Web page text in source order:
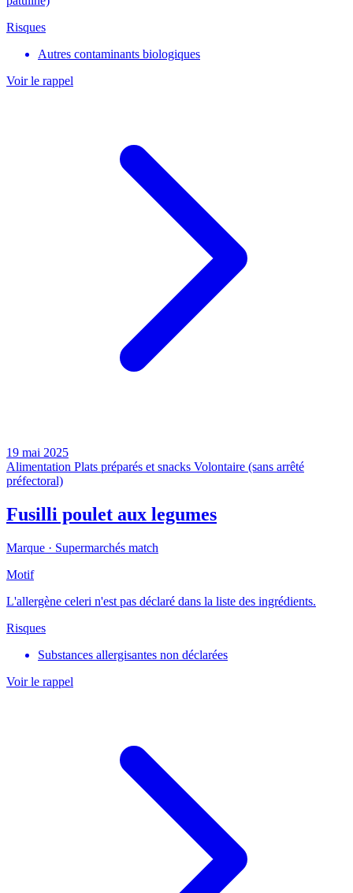
Risques
Autres contaminants biologiques
Voir le rappel
19 mai 2025
Alimentation Plats préparés et snacks Volontaire (sans arrêté
préfectoral)
Fusilli poulet aux legumes
Marque · Supermarchés match
Motif
L'allergène celeri n'est pas déclaré dans la liste des ingrédients.
Risques
Substances allergisantes non déclarées
Voir le rappel